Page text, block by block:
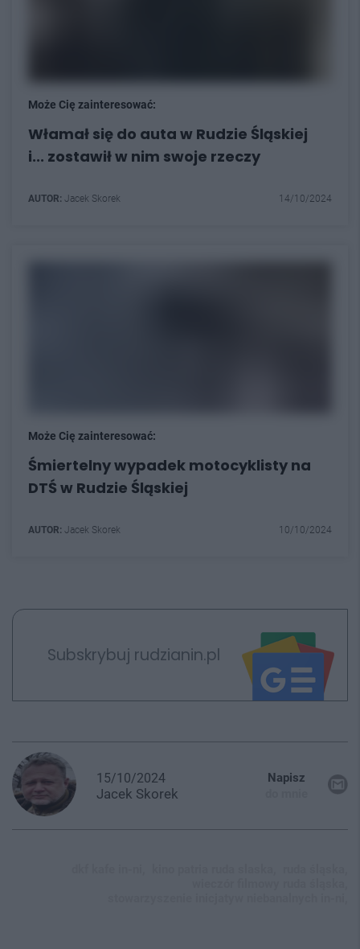
Może Cię zainteresować:
Włamał się do auta w Rudzie Śląskiej
i... zostawił w nim swoje rzeczy
AUTOR: Jacek Skorek 14/10/2024
Może Cię zainteresować:
Śmiertelny wypadek motocyklisty na
DTŚ w Rudzie Śląskiej
AUTOR: Jacek Skorek 10/10/2024
Subskrybuj rudzianin.pl
15/10/2024
Jacek Skorek
Napisz